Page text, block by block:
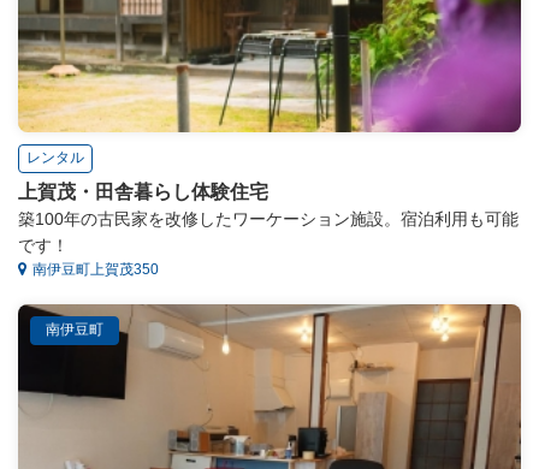
レンタル
上賀茂・田舎暮らし体験住宅
築100年の古民家を改修したワーケーション施設。宿泊利用も可能
です！
南伊豆町上賀茂350
南伊豆町